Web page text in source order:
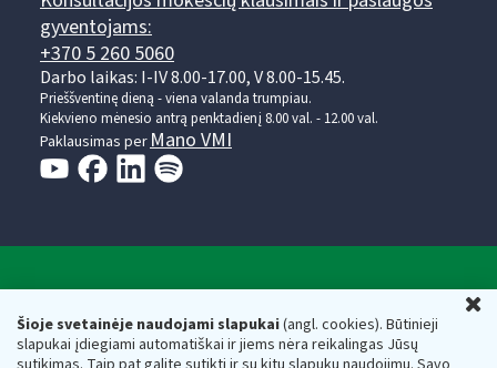
Šioje svetainėje naudojami slapukai(angl. cookies). Būtinieji
slapukai įdiegiami automatiškai ir jiems nėra reikalingas Jūsų
gyventojams:
+370 5 260 5060
Darbo laikas: I-IV 8.00-17.00, V 8.00-15.45.
Prieššventinę dieną - viena valanda trumpiau.
Kiekvieno mėnesio antrą penktadienį 8.00 val. - 12.00 val.
Paklausimas per Mano VMI
Respublikos finansų ministerijos
Biudžetinė įstaiga. Juridinio asmens kodas — 188659752,